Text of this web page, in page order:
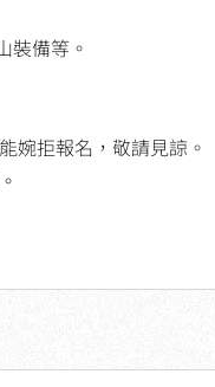
裝備等。
婉拒報名，敬請見諒。